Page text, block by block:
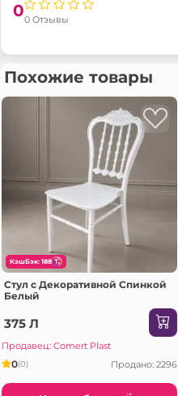
Adincimea (Cuburi
Transformer):
00 Отзывы
Похожие товары
КэшБэк: 188
Стул с Декоративной Спинкой
Белый
375 Л
Продавец: Comert Plast
0(0) Продано: 2296